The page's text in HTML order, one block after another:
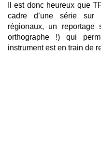
Il est donc heureux que
cadre d’une série sur
régionaux, un
orthographe !) qui
instrument est en train de